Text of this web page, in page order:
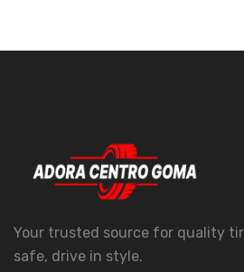
Your trusted source for quality
safe, drive in style.